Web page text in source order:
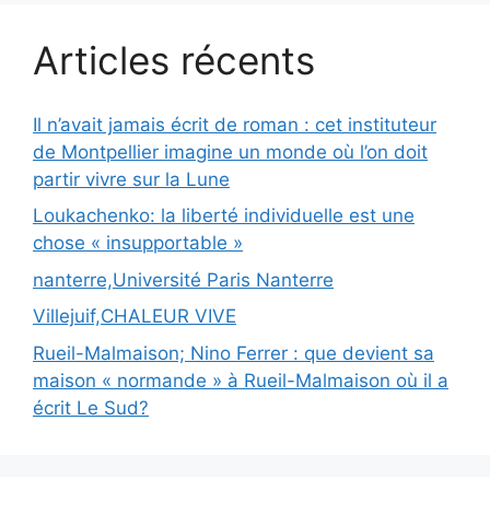
Articles récents
Il n’avait jamais écrit de roman : cet instituteur
de Montpellier imagine un monde où l’on doit
partir vivre sur la Lune
Loukachenko: la liberté individuelle est une
chose « insupportable »
nanterre,Université Paris Nanterre
Villejuif,CHALEUR VIVE
Rueil-Malmaison; Nino Ferrer : que devient sa
maison « normande » à Rueil-Malmaison où il a
écrit Le Sud?